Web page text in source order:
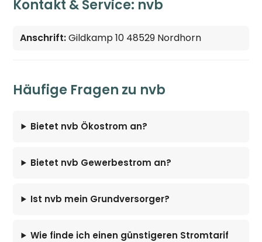
Kontakt & Service: nvb
Anschrift:Gildkamp 10 48529 Nordhorn
Häufige Fragen zu nvb
Bietet nvb Ökostrom an?
Bietet nvb Gewerbestrom an?
Ist nvb mein Grundversorger?
Wie finde ich einen günstigeren Stromtarif